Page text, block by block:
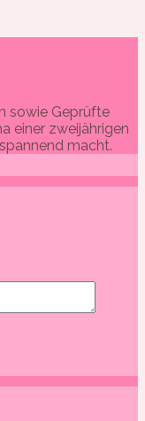
sowie Geprüfte
einer zweijährigen
macht.